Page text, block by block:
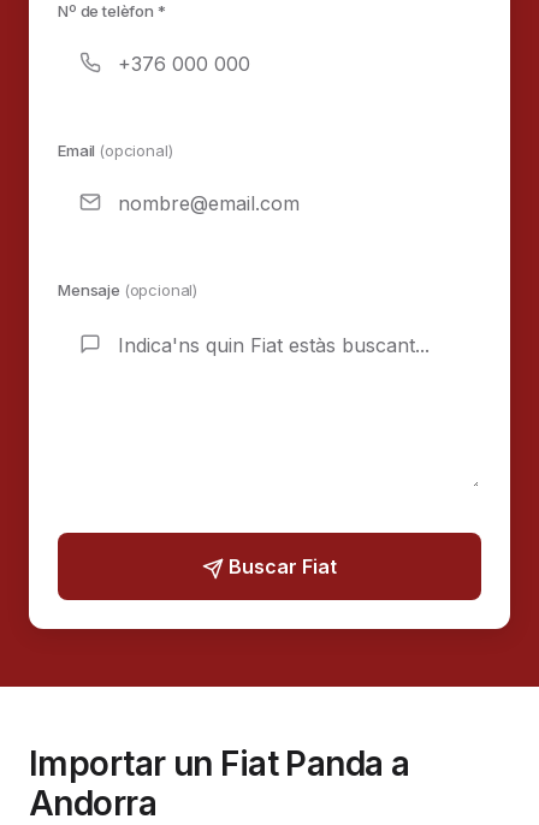
Nº de telèfon *
Email (opcional)
Mensaje (opcional)
Buscar Fiat
Importar un Fiat Panda a
Andorra